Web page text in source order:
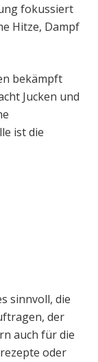
fokussiert
Hitze, Dampf
bekämpft
Jucken und
ist die
sinnvoll, die
der
auch für die
oder